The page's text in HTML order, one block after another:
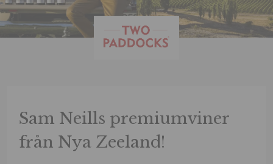
Sam Neills premiumviner
från Nya Zeeland!